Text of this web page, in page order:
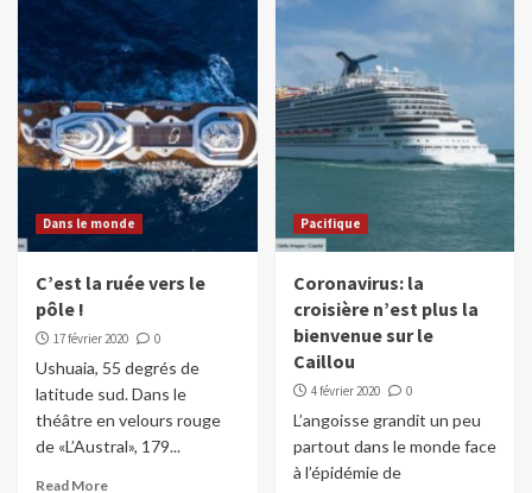
Dans le monde
C’est la ruée vers le
pôle !
17 février 2020 0
Ushuaia, 55 degrés de
latitude sud. Dans le
théâtre en velours rouge
de «L’Austral», 179...
Read More
Pacifique
Coronavirus: la
croisière n’est plus la
bienvenue sur le
Caillou
4 février 2020 0
L’angoisse grandit un peu
partout dans le monde face
à l’épidémie de